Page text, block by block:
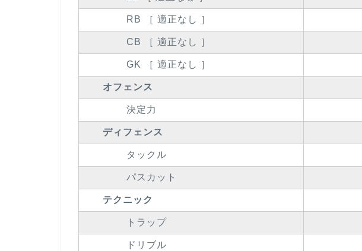
RB ［ 適正なし ］
CB ［ 適正なし ］
GK ［ 適正なし ］
オフェンス
決定力
ディフェンス
タックル
パスカット
テクニック
トラップ
ドリブル